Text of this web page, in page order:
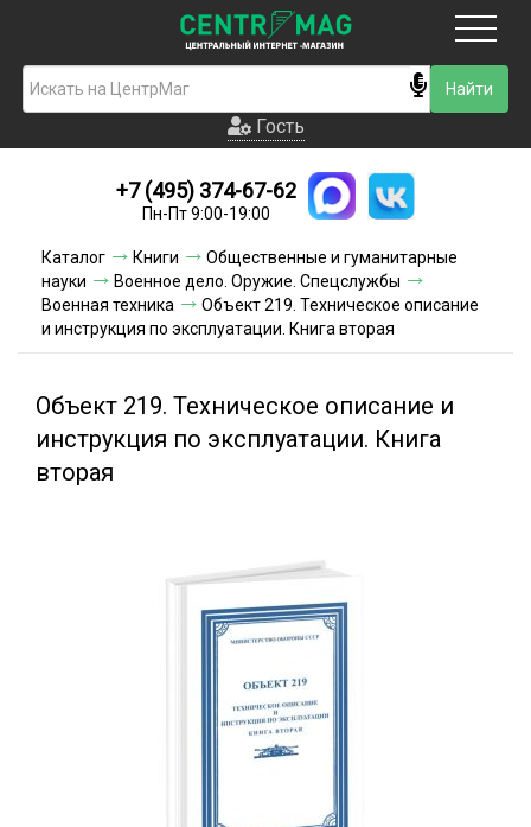
Гость
Новинки
Условия доставки
Условия оплаты
Акции и скидки
Гость
+7 (495) 374-67-62
Пн-Пт 9:00-19:00
Каталог Книги
Общественные и гуманитарные
науки
Военное дело. Оружие. Спецслужбы
Военная техника
Объект 219. Техническое описание
и инструкция по эксплуатации. Книга вторая
Объект 219. Техническое описание и
инструкция по эксплуатации. Книга
вторая